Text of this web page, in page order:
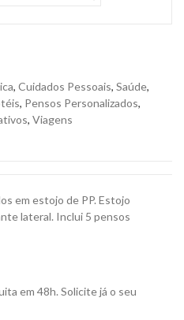
, Cuidados Pessoais, Saúde,
, Pensos Personalizados,
, Viagens
em estojo de PP. Estojo
lateral. Inclui 5 pensos
em 48h. Solicite já o seu